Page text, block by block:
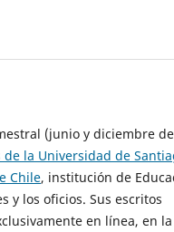
(junio y diciembre de
la Universidad de
Chile, institución de
y los oficios. Sus escritos
en línea, en la